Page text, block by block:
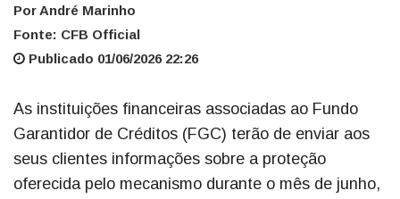
Por André Marinho
Fonte: CFB Official
Publicado 01/06/2026 22:26
As instituições financeiras associadas ao Fundo
Garantidor de Créditos (FGC) terão de enviar aos
seus clientes informações sobre a proteção
oferecida pelo mecanismo durante o mês de junho,